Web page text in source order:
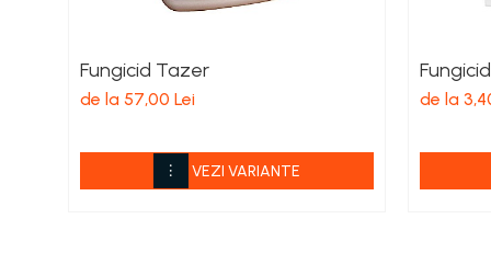
Lucernă și plante furajere
Viță de vie
Fungicide
Fungicid Tazer
de la 57,00 Lei
VEZI VARIANTE
de la